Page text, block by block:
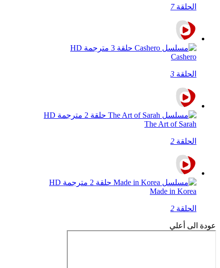
الحلقة7
Cashero
الحلقة 3
The Art of Sarah
الحلقة 2
Made in Korea
الحلقة 2
عودة الى أعلي